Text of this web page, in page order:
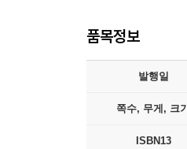
품목정보
발행일
쪽수, 무게, 크기
ISBN13